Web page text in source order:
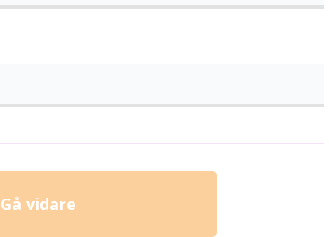
Gå vidare